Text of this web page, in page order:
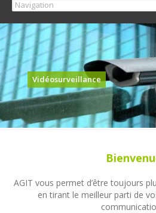
Vidéosurveillance
AGIT vous permet d’être toujours
en tirant le meilleur parti de